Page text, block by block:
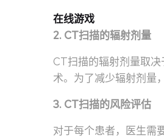
在线游戏
2. CT扫描的辐射剂量
CT扫描的辐射剂量取
术。为了减少辐射剂量
3. CT扫描的风险评估
对于每个患者，医生需